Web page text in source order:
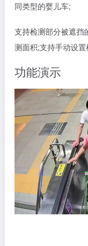
同类型的婴儿车;
支持检测部分被遮挡
测面积;支持手动设
功能演示